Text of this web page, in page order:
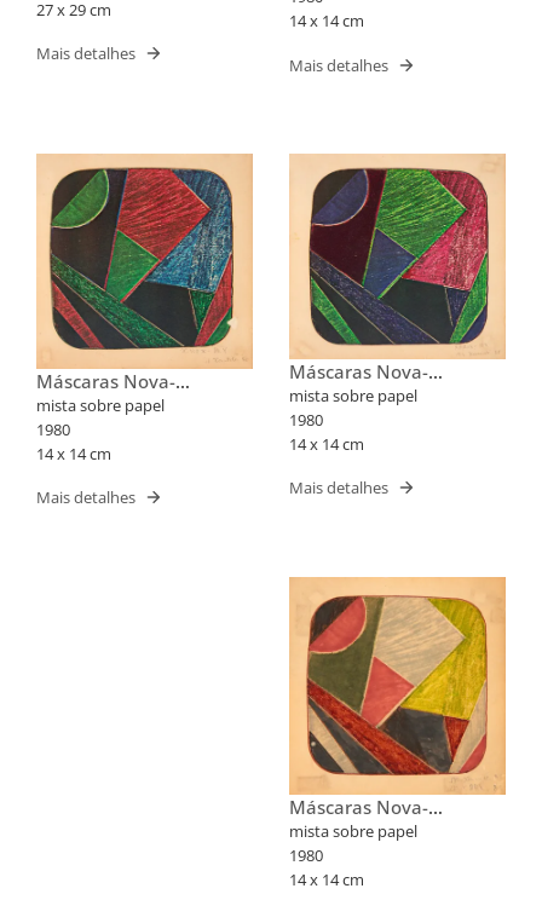
27 x 29 cm
Mais detalhes
14 x 14 cm
Mais detalhes
Máscaras Nova-
Iorquinas II
mista sobre papel
1980
14 x 14 cm
Mais detalhes
Máscaras Nova-
Iorquinas II
mista sobre papel
1980
14 x 14 cm
Mais detalhes
Máscaras Nova-
Iorquinas II
mista sobre papel
1980
14 x 14 cm